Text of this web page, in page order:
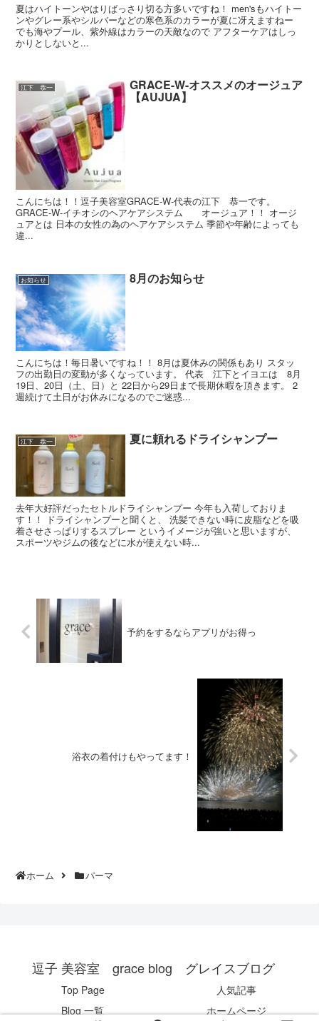
夏はハイトーンやはりばっさり切る方多いですね！ men'sもハイトー
ンやグレー系やシルバーなどの寒色系のカラーが夏に冴えますねー
でも海やプール、紫外線はカラーの天敵なので アフターケアはしっ
かりとしないと...
江下 恭一 GRACE-W-オススメのオージュア
【AUJUA】
こんにちは！！逗子美容室GRACE-W-代表の江下 恭一です。
GRACE-W-イチオシのヘアケアシステム オージュア！！ オージ
ュアとは 日本の女性の為のヘアケアシステム 季節や年齢によっても
違...
お知らせ 8月のお知らせ
こんにちは！毎日暑いですね！！ 8月は夏休みの関係もあり スタッ
フの出勤日の変動が多くなっています。 代表 江下とイヨエは 8月
19日、20日（土、日）と 22日から29日まで長期休暇を頂きます。 2
週続けて土日がお休みになるのでご迷惑...
江下 恭一 夏に頼れるドライシャンプー
去年大好評だったセトルドライシャンプー 今年も入荷しておりま
す！！ ドライシャンプーと聞くと、 洗髪できない時に皮脂などを吸
着させさっぱりするスプレー というイメージが強いと思いますが、
スポーツやジムの後などに水が使えない時...
予約をするならアプリがお得っ
浴衣の着付けもやってます！
ホーム パーマ
逗子 美容室 grace blog グレイスブログ
Top Page
人気記事
Blog 一覧
ホームページ